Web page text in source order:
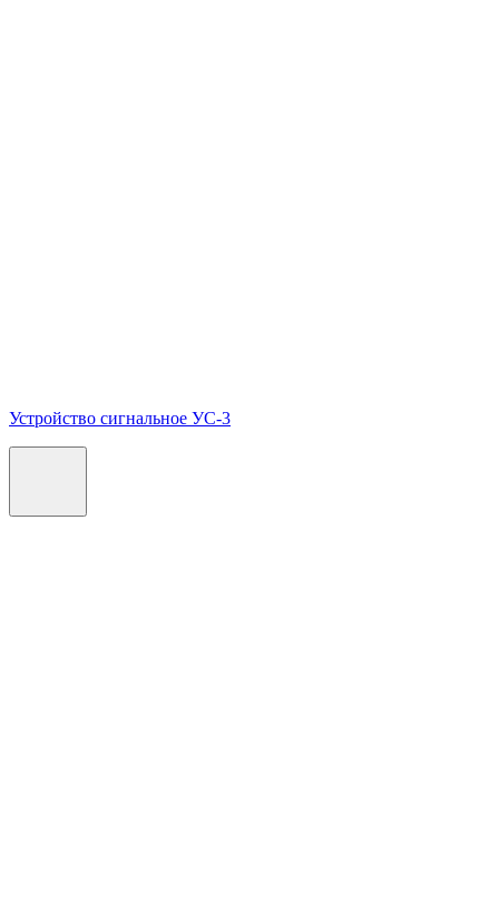
Устройство сигнальное УС-3